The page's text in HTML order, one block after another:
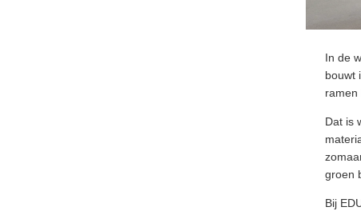
In de
bouwt
ramen
Dat is
groen
Bij